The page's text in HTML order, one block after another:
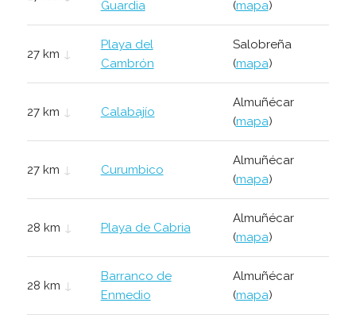
Guardia
(mapa)
27 km ↓
Playa del
Cambrón
Salobreña
(mapa)
27 km ↓ Calabajío
Almuñécar
(mapa)
27 km ↓ Curumbico
Almuñécar
(mapa)
28 km ↓ Playa de Cabria
Almuñécar
(mapa)
28 km ↓
Barranco de
Enmedio
Almuñécar
(mapa)